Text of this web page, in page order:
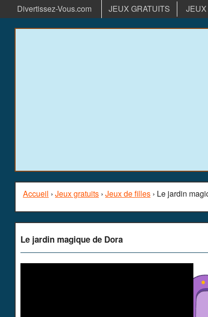
Divertissez-Vous.com JEUX GRATUITS
Accueil › Jeux gratuits › Jeux de filles › Le jardin
Le jardin magique de Dora